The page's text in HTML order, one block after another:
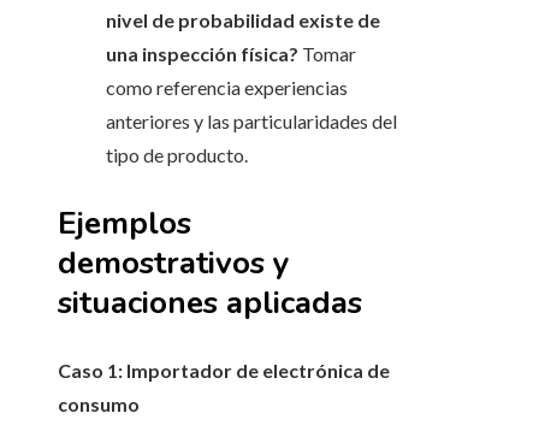
nivel de probabilidad existe de
una inspección física? Tomar
como referencia experiencias
anteriores y las particularidades del
tipo de producto.
Ejemplos
demostrativos y
situaciones aplicadas
Caso 1: Importador de electrónica de
consumo